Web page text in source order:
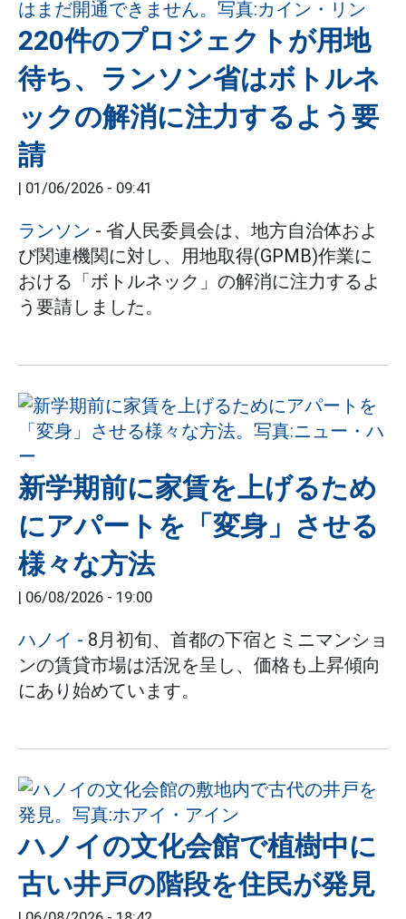
220件のプロジェクトが用地
待ち、ランソン省はボトルネ
ックの解消に注力するよう要
請
01/06/2026 - 09:41
ランソン - 省人民委員会は、地方自治体およ
び関連機関に対し、用地取得(GPMB)作業に
おける「ボトルネック」の解消に注力するよ
う要請しました。
新学期前に家賃を上げるため
にアパートを「変身」させる
様々な方法
06/08/2026 - 19:00
ハノイ - 8月初旬、首都の下宿とミニマンショ
ンの賃貸市場は活況を呈し、価格も上昇傾向
にあり始めています。
ハノイの文化会館で植樹中に
古い井戸の階段を住民が発見